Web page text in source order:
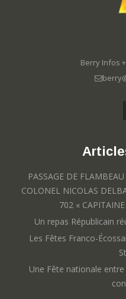
Berry Infos
PASSAGE DE
COLONEL NICOLAS
702 «
Un repas Républicain
Les Fêtes Franco-
Une Fête nationale